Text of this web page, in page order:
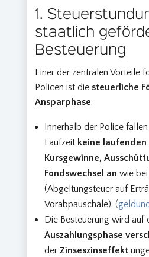
1.
staatlich
Besteuerung
Einer der zentralen Vorteile
Policen ist die steuerliche
Ansparphase:
Innerhalb der Police
Laufzeit keine
Kursgewinne,
Fondswechsel an wie
(Abgeltungsteuer auf
Vorabpauschale). (
Die Besteuerung wird auf
Auszahlungsphase
der Zinseszinseffekt